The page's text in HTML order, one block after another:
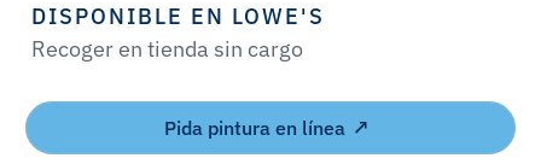
DISPONIBLE EN LOWE'S
Recoger en tienda sin cargo
Pida pintura en línea